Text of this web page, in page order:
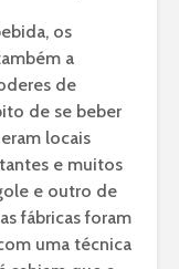
os
a
de
de se beber
locais
e muitos
e outro de
fábricas foram
uma técnica